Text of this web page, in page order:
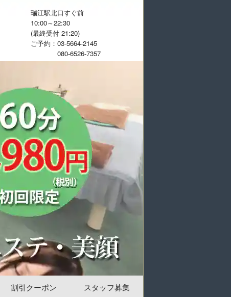
瑞江駅北口すぐ前
10:00～22:30
(最終受付 21:20)
ご予約：03-5664-2145
080-6526-7357
割引クーポン スタッフ募集